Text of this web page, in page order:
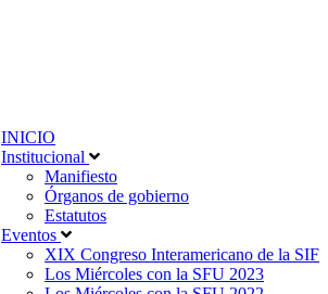
INICIO
Institucional
Manifiesto
Órganos de gobierno
Estatutos
Eventos
XIX Congreso Interamericano de la SIF
Los Miércoles con la SFU 2023